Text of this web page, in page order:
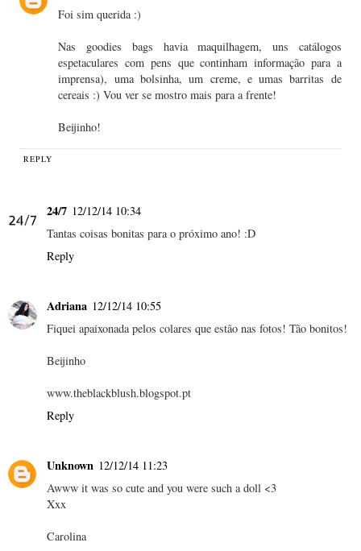
Foi sim querida :)
Nas goodies bags havia maquilhagem, uns catálogos
espetaculares com pens que continham informação para a
imprensa), uma bolsinha, um creme, e umas barritas de
cereais :) Vou ver se mostro mais para a frente!
Beijinho!
REPLY
24/7 12/12/14 10:34
Tantas coisas bonitas para o próximo ano! :D
Reply
Adriana 12/12/14 10:55
Fiquei apaixonada pelos colares que estão nas fotos! Tão bonitos!
Beijinho
www.theblackblush.blogspot.pt
Reply
Unknown 12/12/14 11:23
Awww it was so cute and you were such a doll <3
Xxx
Carolina